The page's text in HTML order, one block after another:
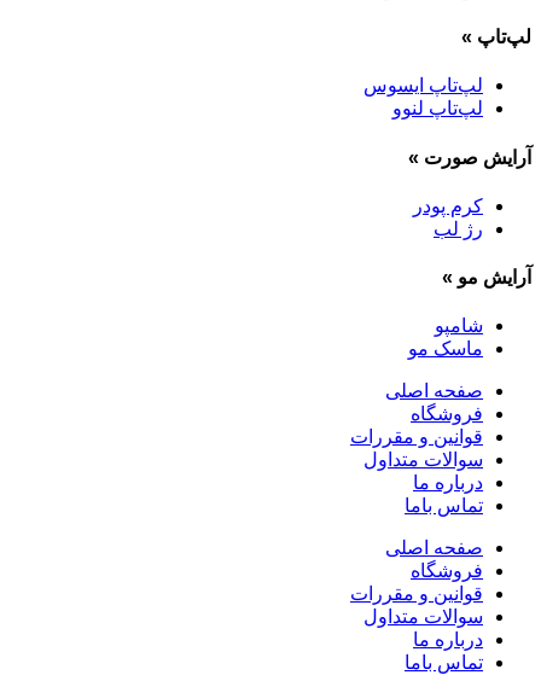
لپ‌تاپ »
لپ‌تاپ ایسوس
لپ‌تاپ لنوو
آرایش صورت »
کرم پودر
رژ لب
آرایش مو »
شامپو
ماسک مو
صفحه اصلی
فروشگاه
قوانین و مقررات
سوالات متداول
درباره ما
تماس باما
صفحه اصلی
فروشگاه
قوانین و مقررات
سوالات متداول
درباره ما
تماس باما